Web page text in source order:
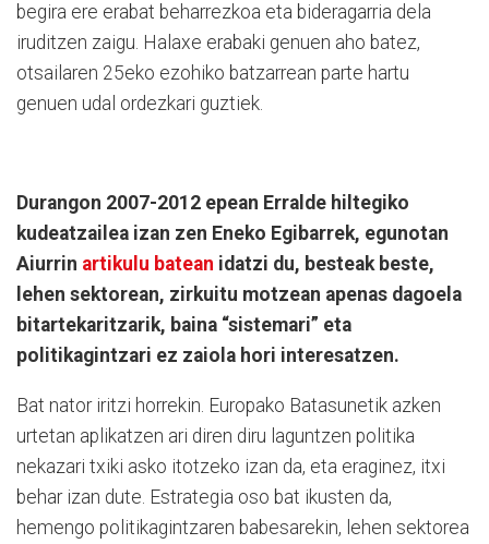
begira ere erabat beharrezkoa eta bideragarria dela
iruditzen zaigu. Halaxe erabaki genuen aho batez,
otsailaren 25eko ezohiko batzarrean parte hartu
genuen udal ordezkari guztiek.
Durangon 2007-2012 epean Erralde hiltegiko
kudeatzailea izan zen Eneko Egibarrek, egunotan
Aiurrin artikulu batean idatzi du, besteak beste,
lehen sektorean, zirkuitu motzean apenas dagoela
bitartekaritzarik, baina “sistemari” eta
politikagintzari ez zaiola hori interesatzen.
Bat nator iritzi horrekin. Europako Batasunetik azken
urtetan aplikatzen ari diren diru laguntzen politika
nekazari txiki asko itotzeko izan da, eta eraginez, itxi
behar izan dute. Estrategia oso bat ikusten da,
hemengo politikagintzaren babesarekin, lehen sektorea